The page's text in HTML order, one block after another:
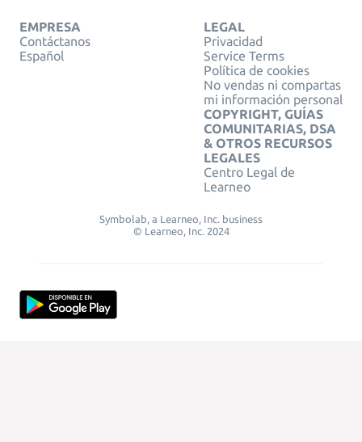
EMPRESA
Contáctanos
Español
LEGAL
Privacidad
Service Terms
Política de cookies
No vendas ni compartas
mi información personal
COPYRIGHT, GUÍAS
COMUNITARIAS, DSA
& OTROS RECURSOS
LEGALES
Centro Legal de
Learneo
Symbolab, a Learneo, Inc. business
© Learneo, Inc. 2024